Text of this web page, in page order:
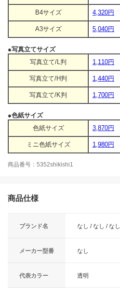
B4サイズ 4,320円
A3サイズ 5,040円
●写真立てサイズ
写真立て/L判
1,110円
写真立て/H判 1,440円
写真立て/K判 1,700円
●色紙サイズ
色紙サイズ
3,870円
ミニ色紙サイズ 1,980円
商品番号：5352shikishi1
商品仕様
ブランド名 なし / なし / なし
メーカー型番 なし
代表カラー 透明